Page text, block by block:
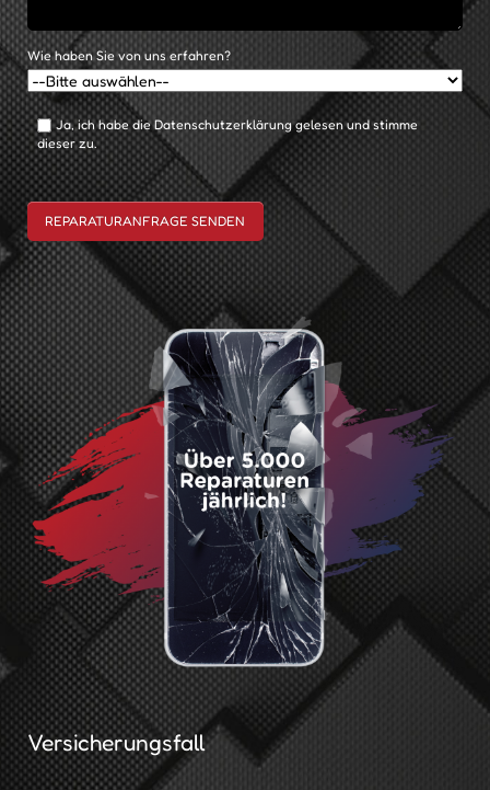
Wie haben Sie von uns erfahren?
Ja, ich habe die Datenschutzerklärung gelesen und stimme
dieser zu.
REPARATURANFRAGE SENDEN
Versicherungsfall